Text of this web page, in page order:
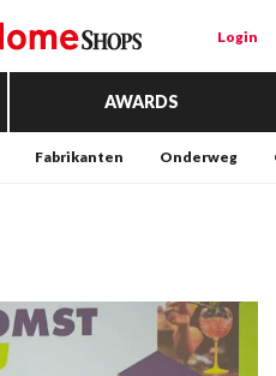
Login
AWARDS
Fabrikanten Onderweg